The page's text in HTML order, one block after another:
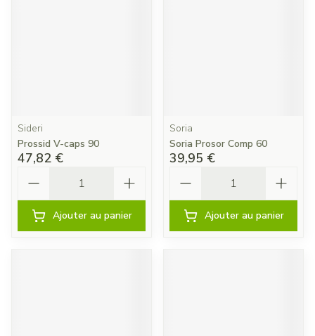
Sideri
Prossid V-caps 90
47,82 €
Ajouter au panier
Soria
Soria Prosor Comp 60
39,95 €
Ajouter au panier